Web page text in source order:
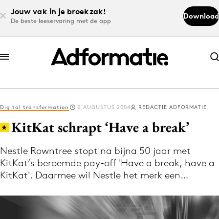
Jouw vak in je broekzak!
De beste leeservaring met de app
Download
Abonneer nu
Abonneer nu
Log in
Download de app
Volg het laatste nieuws via de Adformatie
Nieuws app
Digital transformation 2 AUGUSTUS 2004 REDACTIE ADFORMATIE
KitKat schrapt ‘Have a break’
Nestle Rowntree stopt na bijna 50 jaar met
KitKat’s beroemde pay-off 'Have a break, have a
KitKat'. Daarmee wil Nestle het merk een…